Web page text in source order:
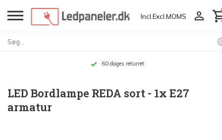
Incl. Excl. MOMS
Op til 10 års garanti
LED Bordlampe REDA sort - 1x E27
armatur